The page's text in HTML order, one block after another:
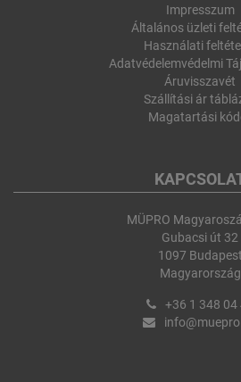
Impresszum
Általános üzleti
Használati
Adatvédelemvédelmi
Áruvisszavét
Szállítási ár
Magatartási
MÜPRO
Gubacsi út 32
1097 Budapest
Magyarország
+36 1 348 04